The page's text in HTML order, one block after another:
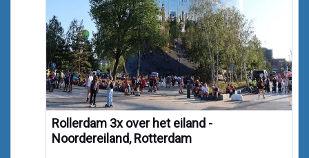
Rollerdam 3x over het eiland -
Noordereiland, Rotterdam